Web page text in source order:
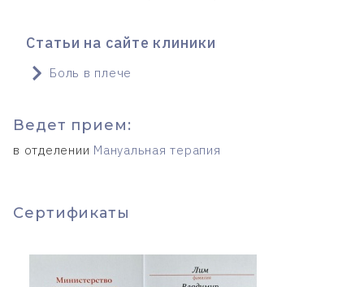
Статьи на сайте клиники
Боль в плече
Ведет прием:
в отделении Мануальная терапия
Cертификаты